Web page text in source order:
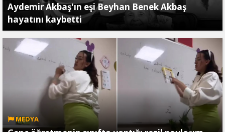
Aydemir Akbaş'ın eşi Beyhan Benek Akbaş
hayatını kaybetti
MEDYA